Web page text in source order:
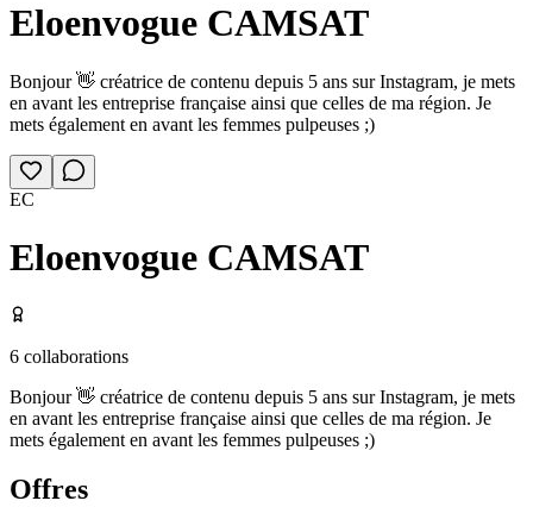
Eloenvogue CAMSAT
Bonjour 👋 créatrice de contenu depuis 5 ans sur Instagram, je mets
en avant les entreprise française ainsi que celles de ma région. Je
mets également en avant les femmes pulpeuses ;)
EC
Eloenvogue CAMSAT
6 collaborations
Bonjour 👋 créatrice de contenu depuis 5 ans sur Instagram, je mets
en avant les entreprise française ainsi que celles de ma région. Je
mets également en avant les femmes pulpeuses ;)
Offres